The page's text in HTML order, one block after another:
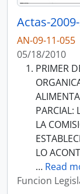
Actas-
AN-09-11-055
05/18/2010
PRIMER
PARCIAL:
LA
LO
… Read
Funcion